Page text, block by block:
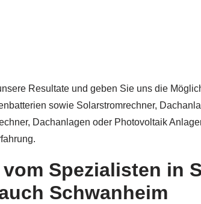
Resultate und geben Sie uns die
sowie Solarstromrechner,
Dachanlagen oder Photovoltaik
Spezialisten in
Schwanheim